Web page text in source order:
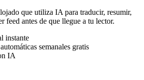
que utiliza IA para traducir, resumir,
feed antes de que llegue a tu lector.
instante
semanales gratis
IA